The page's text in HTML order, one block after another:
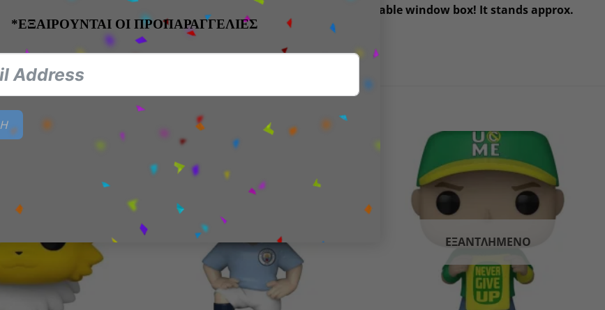
*ΕΞΑΙΡΟΥΝΤΑΙ ΟΙ ΠΡΟΠΑΡΑΓΓΕΛΙΕΣ
Television: One Piece- Usopp- The Pop! Vinyl figure comes in a displayable window box! It stands approx.
wishlist
ΕΞΑΝΤΛΗΜΈΝΟ